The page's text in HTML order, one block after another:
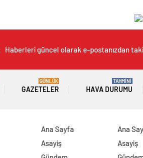
Haberleri güncel olarak e-postanızdan
GAZETELER
GÜNLÜK
HAVA DURUMU
TAHMİNİ
Ana Sayfa
Asayiş
Ana
Asayiş